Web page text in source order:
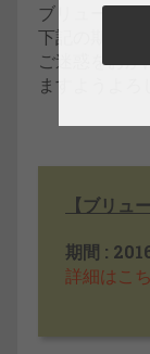
ブリュードッ
下記の期間休
ご迷惑をおか
ますようよろ
【ブリュ
期間 :
詳細は